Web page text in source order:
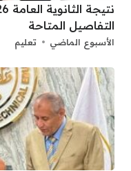
التفاصيل المتاحة
الأسبوع الماضي تعليم